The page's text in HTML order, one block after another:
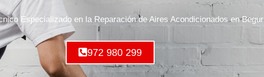
Especializado en la Reparación de Aires Acondicionados en Begur
972 980 299